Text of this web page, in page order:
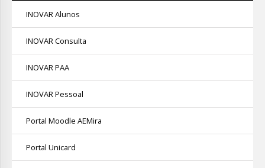
INOVAR Alunos
INOVAR Consulta
INOVAR PAA
INOVAR Pessoal
Portal Moodle AEMira
Portal Unicard